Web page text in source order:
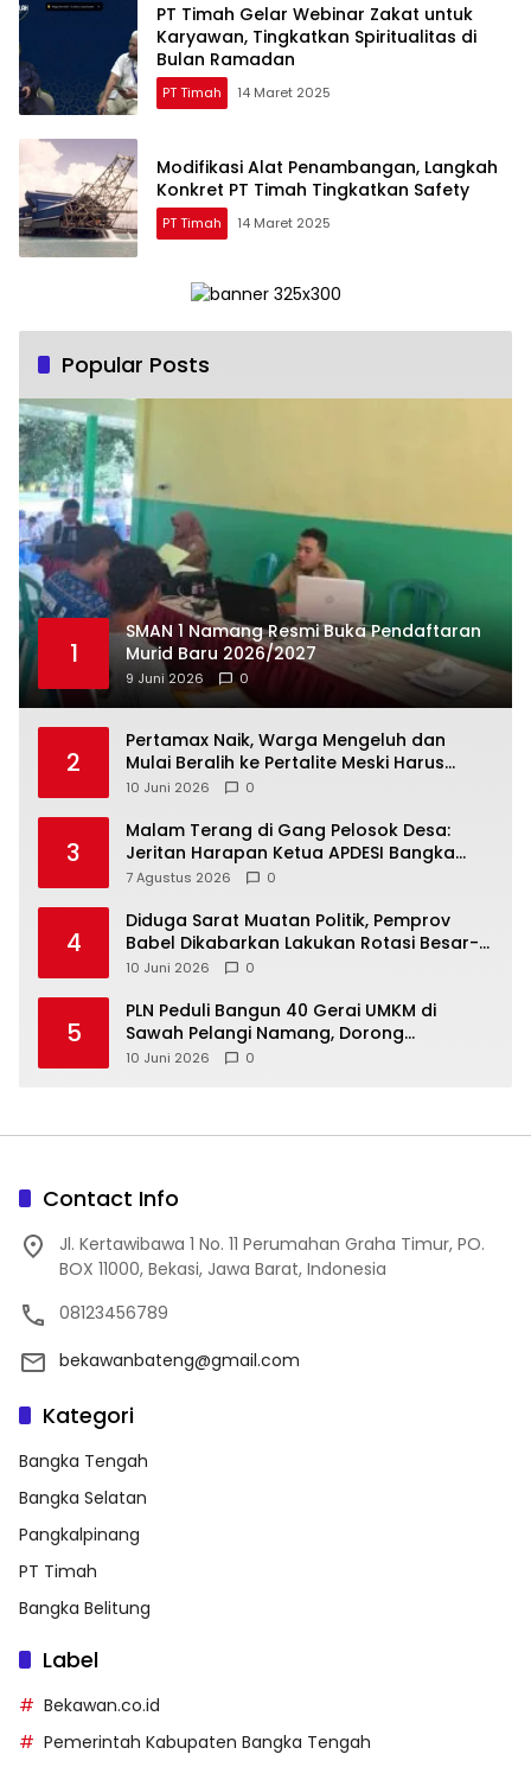
PT Timah Gelar Webinar Zakat untuk
Karyawan, Tingkatkan Spiritualitas di
Bulan Ramadan
PT Timah 14 Maret 2025
Modifikasi Alat Penambangan, Langkah
Konkret PT Timah Tingkatkan Safety
PT Timah 14 Maret 2025
Popular Posts
1
SMAN 1 Namang Resmi Buka Pendaftaran
Murid Baru 2026/2027
9 Juni 2026 0
2
‎Pertamax Naik, Warga Mengeluh dan
Mulai Beralih ke Pertalite Meski Harus
10 Juni 2026 0
3
Malam Terang di Gang Pelosok Desa:
Jeritan Harapan Ketua APDESI Bangka
Tengah untuk PLN Babel
7 Agustus 2026 0
4
‎Diduga Sarat Muatan Politik, Pemprov
Babel Dikabarkan Lakukan Rotasi Besar-
10 Juni 2026 0
5
‎PLN Peduli Bangun 40 Gerai UMKM di
Sawah Pelangi Namang, Dorong
10 Juni 2026 0
Contact Info
Jl. Kertawibawa 1 No. 11 Perumahan Graha Timur, PO.
BOX 11000, Bekasi, Jawa Barat, Indonesia
08123456789
bekawanbateng@gmail.com
Kategori
Bangka Tengah
Bangka Selatan
Pangkalpinang
PT Timah
Bangka Belitung
Label
Bekawan.co.id
Pemerintah Kabupaten Bangka Tengah